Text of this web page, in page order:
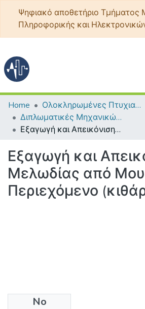
Ψηφιακό αποθετήριο Τμήματος
Πληροφορικής και
Communities & Collections
All of DSpace
Home
Ολοκληρωμένες Πτυχιακές - Διπλωματικές
Διπλωματικές Μηχανικών Πληροφορικής και Ηλεκτρονικών Συστημάτων
Εξαγωγή και Απεικόνιση Μελωδίας από Μουσικό Περιεχόμενο (κιθάρα, πιάνο)
Εξαγωγή και
Μελωδίας από
Περιεχόμενο
No